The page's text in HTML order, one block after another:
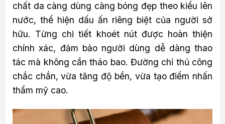
chất da càng dùng càng bóng đẹp theo kiểu lên
nước, thể hiện dấu ấn riêng biệt của người sở
hữu. Từng chi tiết khoét nút được hoàn thiện
chính xác, đảm bảo người dùng dễ dàng thao
tác mà không cần tháo bao. Đường chỉ thủ công
chắc chắn, vừa tăng độ bền, vừa tạo điểm nhấn
thẩm mỹ cao.